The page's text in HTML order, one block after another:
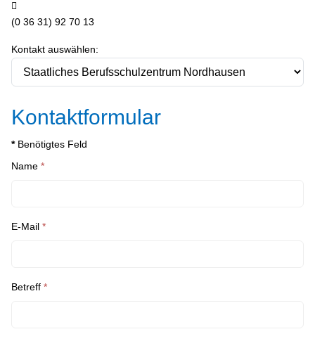
(0 36 31) 92 70 13
Kontakt auswählen:
Kontaktformular
*Benötigtes Feld
Name *
E-Mail *
Betreff *